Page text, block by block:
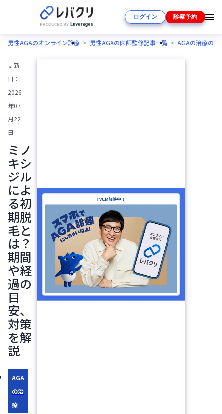
ログイン 診察予約
男性AGAのオンライン診療 男性AGAの医師監修記事一覧 AGAの治療の医
更新
日：
2026
年07
月22
日
ミノ
キシ
ジル
によ
る初
期脱
毛と
は？
期間
や経
過の
目
安、
対策
を解
説
AGA
の治
療